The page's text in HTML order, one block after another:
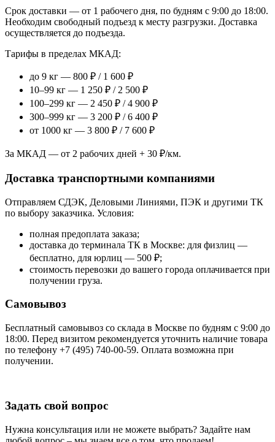
Срок доставки — от 1 рабочего дня, по будням с 9:00 до 18:00.
Необходим свободный подъезд к месту разгрузки. Доставка
осуществляется до подъезда.
Тарифы в пределах МКАД:
до 9 кг — 800 ₽ / 1 600 ₽
10–99 кг — 1 250 ₽ / 2 500 ₽
100–299 кг — 2 450 ₽ / 4 900 ₽
300–999 кг — 3 200 ₽ / 6 400 ₽
от 1000 кг — 3 800 ₽ / 7 600 ₽
За МКАД — от 2 рабочих дней + 30 ₽/км.
Доставка транспортными компаниями
Отправляем СДЭК, Деловыми Линиями, ПЭК и другими ТК
по выбору заказчика. Условия:
полная предоплата заказа;
доставка до терминала ТК в Москве: для физлиц —
бесплатно, для юрлиц — 500 ₽;
стоимость перевозки до вашего города оплачивается при
получении груза.
Самовывоз
Бесплатный самовывоз со склада в Москве по будням с 9:00 до
18:00. Перед визитом рекомендуется уточнить наличие товара
по телефону +7 (495) 740-00-59. Оплата возможна при
получении.
Задать свой вопрос
Нужна консультация или не можете выбрать? Задайте нам